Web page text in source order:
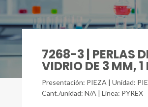
7268-3 | PERLAS
VIDRIO DE 3 MM, 1
Presentación: PIEZA | Unidad:
Cant./unidad: N/A | Línea: PYREX